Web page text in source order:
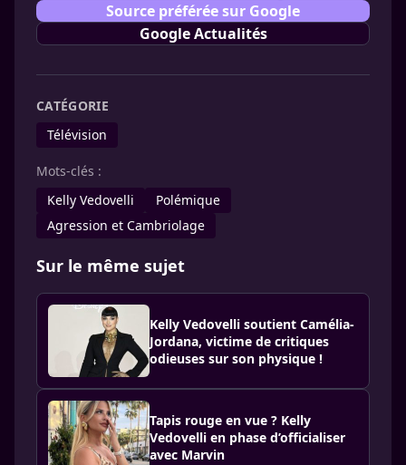
Source préférée sur Google
Google Actualités
CATÉGORIE
Télévision
Mots-clés :
Kelly Vedovelli
Polémique
Agression et Cambriolage
Sur le même sujet
Kelly Vedovelli soutient Camélia-
Jordana, victime de critiques
odieuses sur son physique !
Tapis rouge en vue ? Kelly
Vedovelli en phase d’officialiser
avec Marvin